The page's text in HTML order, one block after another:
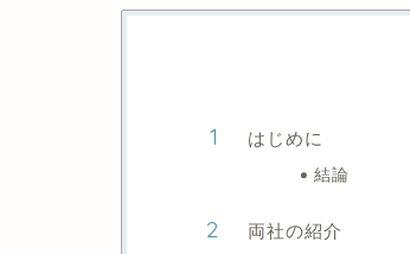
はじめに
結論
両社の紹介